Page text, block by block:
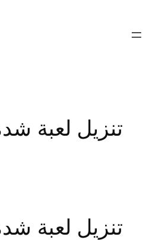
تنزيل لعبة
تنزيل لعبة